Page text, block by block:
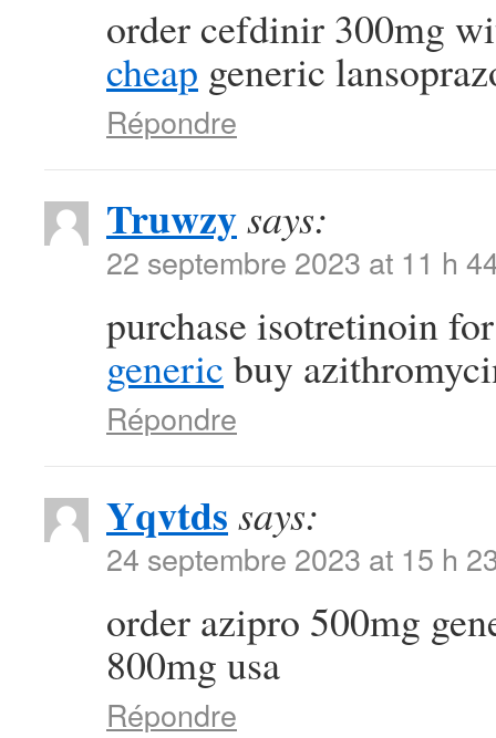
order cefdinir 300mg
cheap generic
Répondre
Truwzysays:
22 septembre 2023 at 11 h
purchase isotretinoin
generic buy
Répondre
Yqvtds says:
24 septembre 2023 at 15 h
order azipro 500mg
800mg usa
Répondre